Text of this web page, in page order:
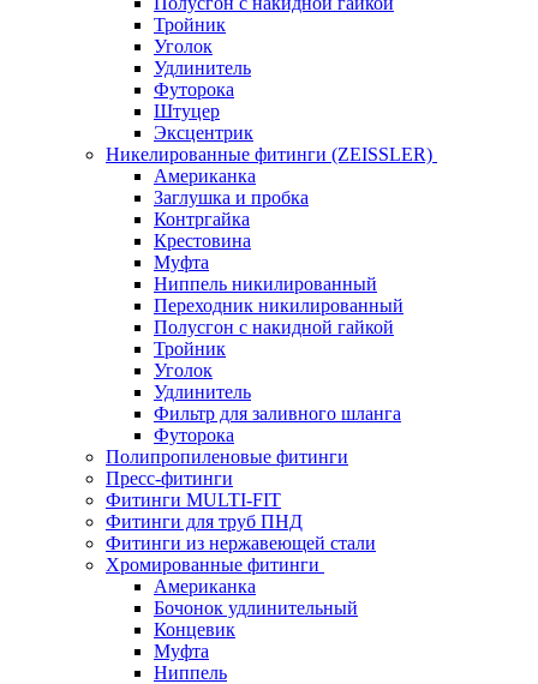
Тройник
Уголок
Удлинитель
Футорока
Штуцер
Эксцентрик
Никелированные фитинги (ZEISSLER)
Американка
Заглушка и пробка
Контргайка
Крестовина
Муфта
Ниппель никилированный
Переходник никилированный
Полусгон с накидной гайкой
Тройник
Уголок
Удлинитель
Фильтр для заливного шланга
Футорока
Полипропиленовые фитинги
Пресс-фитинги
Фитинги MULTI-FIT
Фитинги для труб ПНД
Фитинги из нержавеющей стали
Хромированные фитинги
Американка
Бочонок удлинительный
Концевик
Муфта
Ниппель